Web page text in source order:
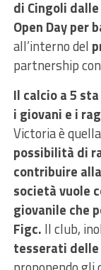
di Cingoli
Open Day per
all’interno del
partnership
Il calcio a 5
i giovani e i
Victoria è
possibilità di
contribuire
società vuole
giovanile che
Figc. Il club,
tesserati